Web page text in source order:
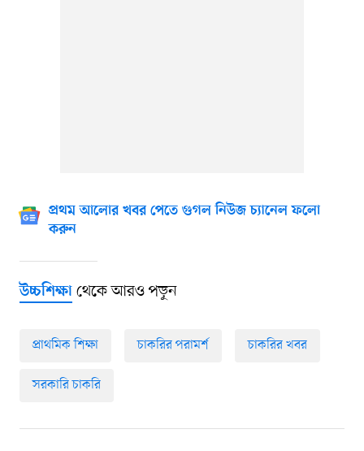
প্রথম আলোর খবর পেতে গুগল নিউজ চ্যানেল ফলো
করুন
উচ্চশিক্ষাথেকে আরও পড়ুন
প্রাথমিক শিক্ষা চাকরির পরামর্শ চাকরির খবর
সরকারি চাকরি